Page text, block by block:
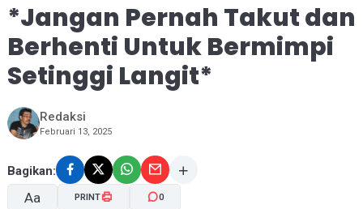
*Jangan Pernah Takut dan
Berhenti Untuk Bermimpi
Setinggi Langit*
Redaksi
Februari 13, 2025
Bagikan:
Aa PRINT 0